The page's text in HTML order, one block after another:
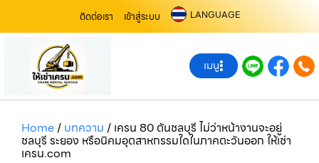
ติดต่อเรา เข้าสู่ระบบ LANGUAGE
เมนู
Home/ บทความ / เครน 80 ตันชลบุรี ไม่ว่าหน้างานจะอยู่
ชลบุรี ระยอง หรือนิคมอุตสาหกรรมใดในภาคตะวันออก ให้เช่า
เครน.com